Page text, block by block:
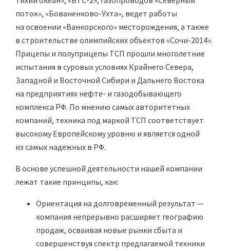
поток», «Бованенково-Ухта», ведет работы
на освоении «Ванкорского» месторождения, а также
в строительстве олимпийских объектов «Сочи-2014».
Прицепы и полуприцепы ТСП прошли многолетние
испытания в суровых условиях Крайнего Севера,
Западной и Восточной Сибири и Дальнего Востока
на предприятиях нефте- и газодобывающего
комплекса РФ. По мнению самых авторитетных
компаний, техника под маркой ТСП соответствует
высокому Европейскому уровню и является одной
из самых надежных в РФ.
В основе успешной деятельности нашей компании
лежат такие принципы, как:
Ориентация на долговременный результат —
компания непрерывно расширяет географию
продаж, осваивая новые рынки сбыта и
совершенствуя спектр предлагаемой техники